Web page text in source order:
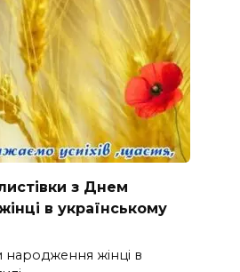
з Днем
в українському
народження жінці в